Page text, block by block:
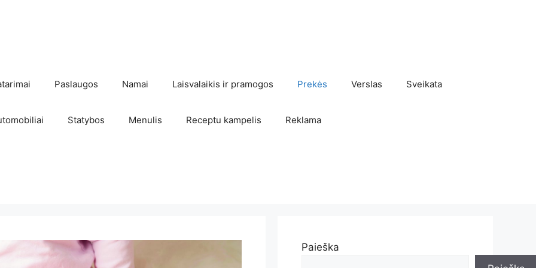
Paslaugos Namai Laisvalaikis ir pramogos Prekės Verslas Sveikata
Statybos Menulis Receptu kampelis Reklama
Paieška